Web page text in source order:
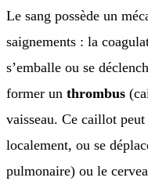
Le sang possède un
saignements : la
s’emballe ou se
former un thrombus
vaisseau. Ce caillot
localement, ou se
pulmonaire) ou le